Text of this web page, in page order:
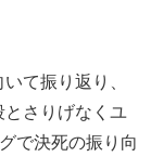
て振り返り、
さりげなくユ
で決死の振り向